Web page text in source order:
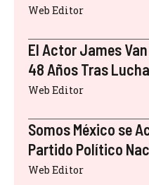
Web Editor
El Actor James
48 Años Tras
Web Editor
Somos México se
Partido Político
Web Editor